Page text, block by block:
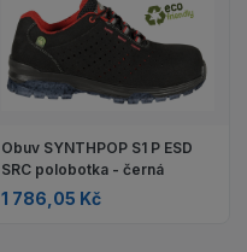
Obuv SYNTHPOP S1 P ESD
SRC polobotka - černá
1 786,05 Kč